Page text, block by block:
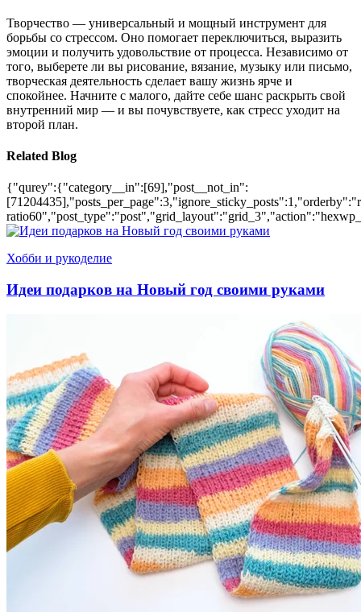
Творчество — универсальный и мощный инструмент для
борьбы со стрессом. Оно помогает переключиться, выразить
эмоции и получить удовольствие от процесса. Независимо от
того, выберете ли вы рисование, вязание, музыку или письмо,
творческая деятельность сделает вашу жизнь ярче и
спокойнее. Начните с малого, дайте себе шанс раскрыть свой
внутренний мир — и вы почувствуете, как стресс уходит на
второй план.
Related Blog
{"qurey":{"category__in":[69],"post__not_in":
Хобби и рукоделие
Идеи подарков на Новый год своими руками